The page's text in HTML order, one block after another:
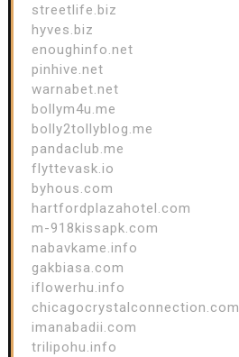
streetlife.biz
hyves.biz
enoughinfo.net
pinhive.net
warnabet.net
bollym4u.me
bolly2tollyblog.me
pandaclub.me
flyttevask.io
byhous.com
hartfordplazahotel.com
m-918kissapk.com
nabavkame.info
gakbiasa.com
iflowerhu.info
chicagocrystalconnection.com
imanabadii.com
trilipohu.info